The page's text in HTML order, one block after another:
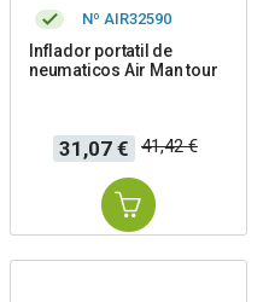
Nº AIR32590
Inflador portatil de
neumaticos Air Man tour
Precio
31,07 €
Precio
base
41,42 €